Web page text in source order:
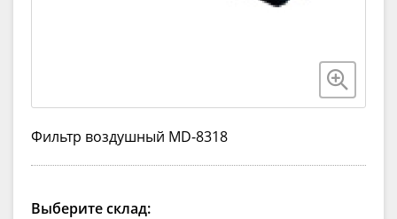
Фильтр воздушный MD-8318
Выберите склад: